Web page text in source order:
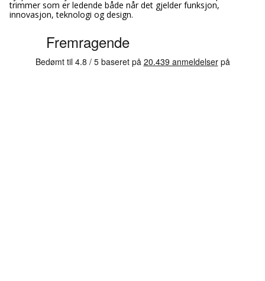
trimmer som er ledende både når det gjelder funksjon,
innovasjon, teknologi og design.